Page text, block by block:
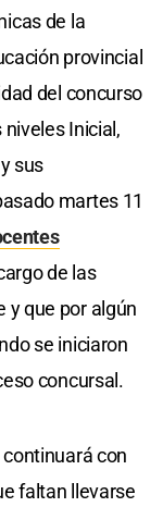
de la
provincial
del concurso
Inicial,
sus
martes 11
de las
y que por algún
se iniciaron
concursal.
con
faltan llevarse